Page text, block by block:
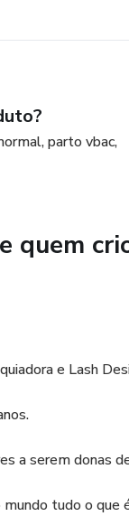
parto vbac,
quem
e Lash
a serem donas
tudo o que